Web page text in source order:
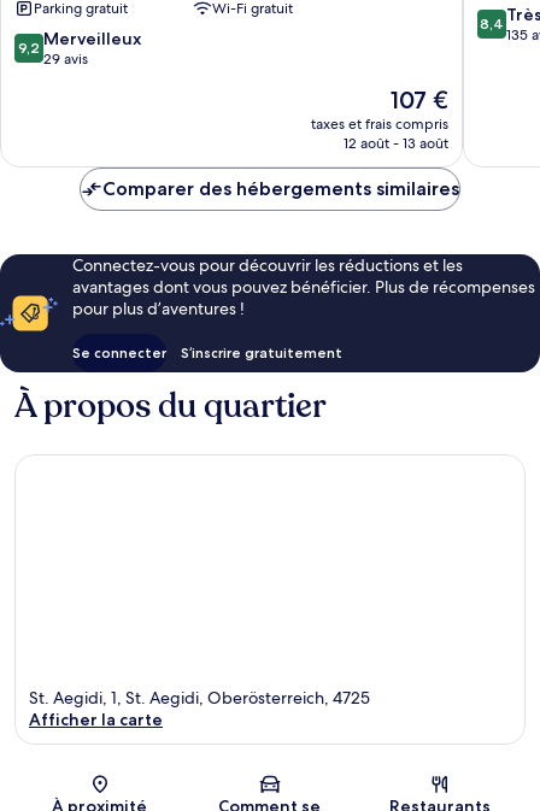
Hotel
Schlüßlberg
Parking gratuit Wi-Fi gratuit
9.2
sur
9,2 Merveilleux
29 avis
Le
nouveau
prix
de
107 €
taxes et frais compris
12 août - 13 août
8.4
sur
8,4
135
Comparer des hébergements similaires
Connectez-vous pour découvrir les réductions et les
avantages dont vous pouvez bénéficier. Plus de récompenses
pour plus d’aventures !
Se connecter S’inscrire gratuitement
À propos du quartier
Carte
St. Aegidi, 1, St. Aegidi, Oberösterreich, 4725
Afficher la carte
À proximité
Comment se
Restaurants